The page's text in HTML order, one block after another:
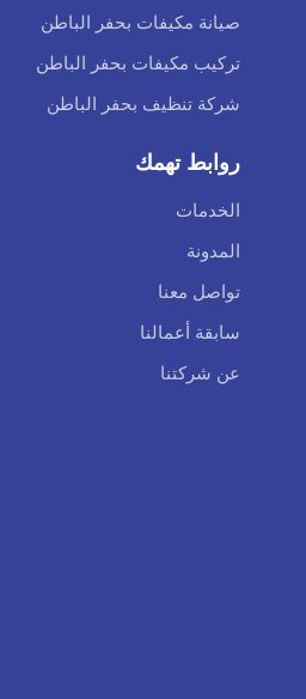
صيانة مكيفات بحفر الباطن
تركيب مكيفات بحفر الباطن
شركة تنظيف بحفر الباطن
روابط تهمك
الخدمات
المدونة
تواصل معنا
سابقة أعمالنا
عن شركتنا